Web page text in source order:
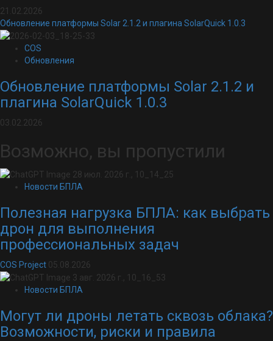
21.02.2026
Обновление платформы Solar 2.1.2 и плагина SolarQuick 1.0.3
COS
Обновления
Обновление платформы Solar 2.1.2 и
плагина SolarQuick 1.0.3
03.02.2026
Возможно, вы пропустили
Новости БПЛА
Полезная нагрузка БПЛА: как выбрать
дрон для выполнения
профессиональных задач
COS Project 05.08.2026
Новости БПЛА
Могут ли дроны летать сквозь облака?
Возможности, риски и правила